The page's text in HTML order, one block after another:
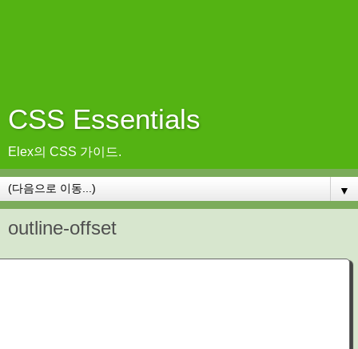
CSS Essentials
Elex의 CSS 가이드.
▼
outline-offset